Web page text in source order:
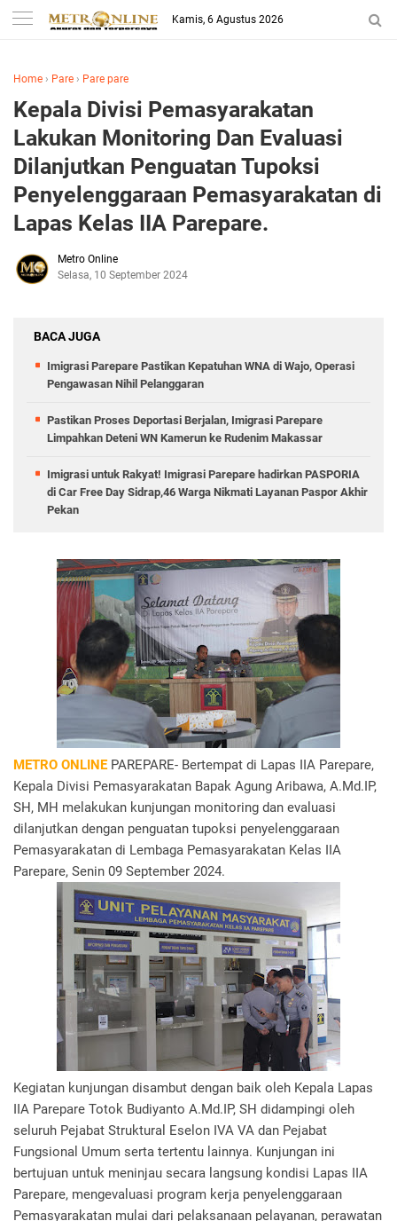
Kamis, 6 Agustus 2026
Home › Pare › Pare pare
Kepala Divisi Pemasyarakatan
Lakukan Monitoring Dan Evaluasi
Dilanjutkan Penguatan Tupoksi
Penyelenggaraan Pemasyarakatan di
Lapas Kelas IIA Parepare.
Metro Online
Selasa, 10 September 2024
BACA JUGA
Imigrasi Parepare Pastikan Kepatuhan WNA di Wajo, Operasi
Pengawasan Nihil Pelanggaran
Pastikan Proses Deportasi Berjalan, Imigrasi Parepare
Limpahkan Deteni WN Kamerun ke Rudenim Makassar
Imigrasi untuk Rakyat! Imigrasi Parepare hadirkan PASPORIA
di Car Free Day Sidrap,46 Warga Nikmati Layanan Paspor Akhir
Pekan
METRO ONLINEPAREPARE- Bertempat di Lapas IIA Parepare,
Kepala Divisi Pemasyarakatan Bapak Agung Aribawa, A.Md.IP,
SH, MH melakukan kunjungan monitoring dan evaluasi
dilanjutkan dengan penguatan tupoksi penyelenggaraan
Pemasyarakatan di Lembaga Pemasyarakatan Kelas IIA
Parepare, Senin 09 September 2024.
Kegiatan kunjungan disambut dengan baik oleh Kepala Lapas
IIA Parepare Totok Budiyanto A.Md.IP, SH didampingi oleh
seluruh Pejabat Struktural Eselon IVA VA dan Pejabat
Fungsional Umum serta tertentu lainnya. Kunjungan ini
bertujuan untuk meninjau secara langsung kondisi Lapas IIA
Parepare, mengevaluasi program kerja penyelenggaraan
Pemasyarakatan mulai dari pelaksanaan pelayanan, perawatan